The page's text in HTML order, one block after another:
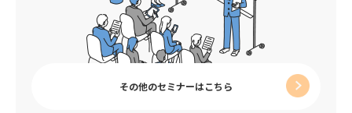
その他のセミナーはこちら